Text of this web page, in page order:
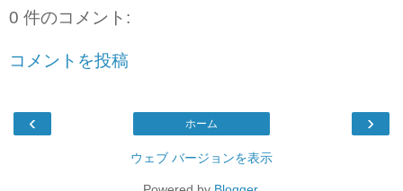
0 件のコメント:
コメントを投稿
‹ ›
ホーム
ウェブ バージョンを表示